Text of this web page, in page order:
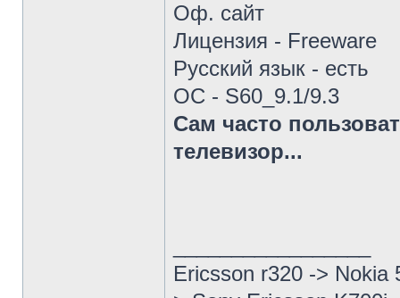
Оф. сайт
Лицензия - Freeware
Русский язык - есть
ОС - S60_9.1/9.3
Сам часто
телевизор...
Ericsson r320 -> Nokia